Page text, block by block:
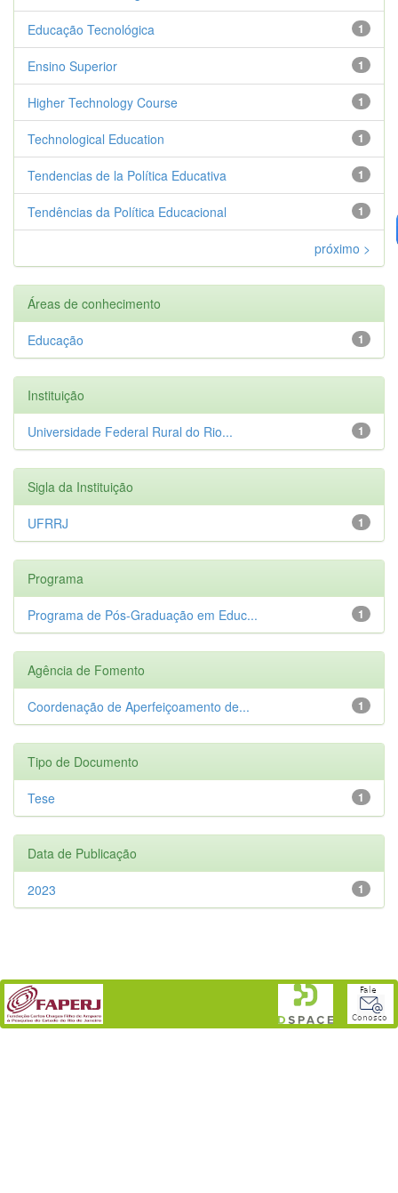
1
Educação Tecnológica
1
Ensino Superior
1
Higher Technology Course
1
Technological Education
1
Tendencias de la Política Educativa
1
Tendências da Política Educacional
próximo >
Áreas de conhecimento
1
Educação
Instituição
1
Universidade Federal Rural do Rio...
Sigla da Instituição
1
UFRRJ
Programa
1
Programa de Pós-Graduação em Educ...
Agência de Fomento
1
Coordenação de Aperfeiçoamento de...
Tipo de Documento
1
Tese
Data de Publicação
1
2023